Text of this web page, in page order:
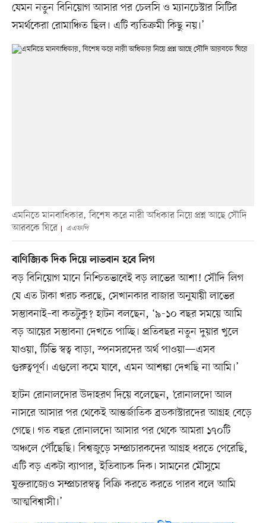
যেমন নতুন বিনিয়োগ আসার পর চেলসি ও ম্যানচেস্টার সিটির
সমর্থকেরা রোমাঞ্চিত ছিল। এটি ব্যতিক্রমী কিছু নয়।’
এমনিতে মানবাধিকার, বিশেষ করে নারী অধিকার নিয়ে প্রশ্ন আছে সৌদি
আরবকে ঘিরে
এএফপি
বাণিজ্যিক দিক দিয়ে লাভবান হবে লিগ
বড় বিনিয়োগ মানে নিশ্চিতভাবেই বড় লাভের আশা! সৌদি লিগ
যে এত টাকা খরচ করছে, সেখানকার বাজার অনুযায়ী লাভের
সম্ভাবনাই–বা কতটুকু? হাটন বলছেন, ‘৯-১০ বছর সময়ে আমি
বড় আয়ের সম্ভাবনা দেখতে পাচ্ছি। প্রতিবছর নতুন দুয়ার খুলে
যাওয়া, টিভি স্বত্ব বাড়া, স্পনসরদের অর্থ পাওয়া—এসব
গুরুত্বপূর্ণ। এগুলো কমে যাবে, এমন আশঙ্কা দেখছি না আমি।’
হাটন রোনালদোর উদাহরণ দিয়ে বলেছেন, ‘রোনালদো আল
নাসরে আসার পর থেকেই আন্তর্জাতিক ব্রডকাস্টারদের আগ্রহ বেড়ে
গেছে। গত বছর রোনালদো আসার পর থেকে আমরা ১৭০টি
অঞ্চলে পৌঁছেছি। বিশ্বজুড়ে সম্প্রচারকদের আগ্রহ ধরতে পেরেছি,
এটি বড় একটা ব্যাপার, ইতিবাচক দিক। সামনের মৌসুমে
যুক্তরাজ্যেও সম্প্রচারস্বত্ব বিক্রি করতে করতে পারব বলে আমি
আত্মবিশ্বাসী।’